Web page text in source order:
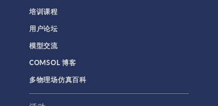
培训课程
用户论坛
模型交流
COMSOL 博客
多物理场仿真百科